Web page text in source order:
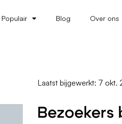
Populair Blog Over ons
Laatst bijgewerkt: 7 okt.
Bezoekers